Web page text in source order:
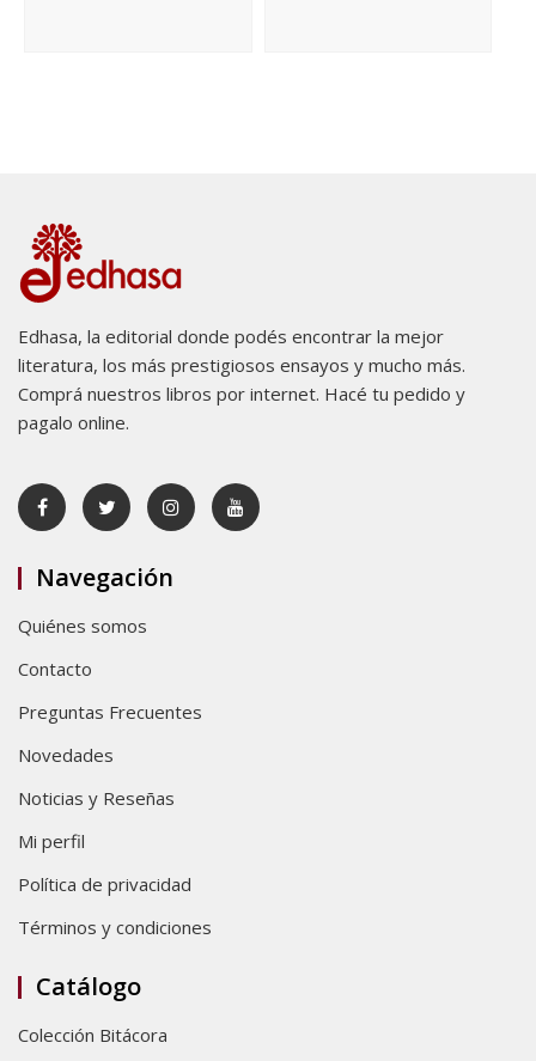
Edhasa, la editorial donde podés encontrar la mejor
literatura, los más prestigiosos ensayos y mucho más.
Comprá nuestros libros por internet. Hacé tu pedido y
pagalo online.
Navegación
Quiénes somos
Contacto
Preguntas Frecuentes
Novedades
Noticias y Reseñas
Mi perfil
Política de privacidad
Términos y condiciones
Catálogo
Colección Bitácora